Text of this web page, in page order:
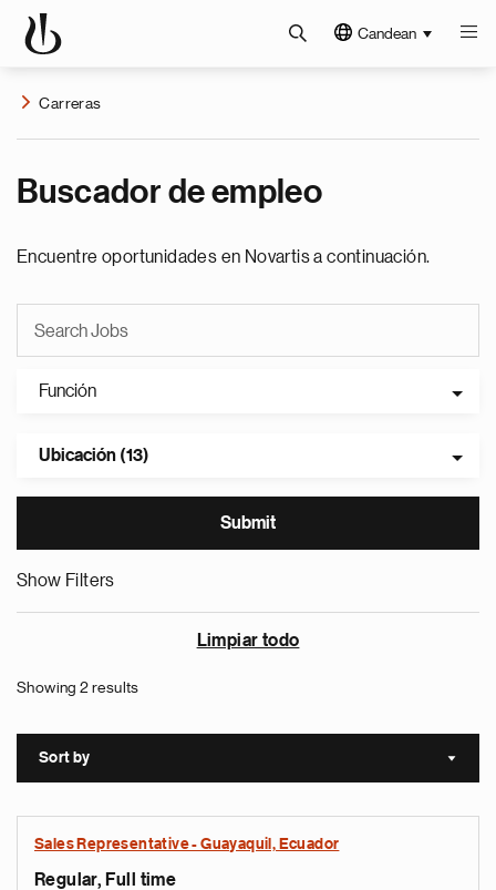
Candean
Carreras
Buscador de empleo
Encuentre oportunidades en Novartis a continuación.
Función
Ubicación (13)
Show Filters
Limpiar todo
Showing 2 results
Sort by Sort
Sales Representative - Guayaquil, Ecuador
Regular, Full time